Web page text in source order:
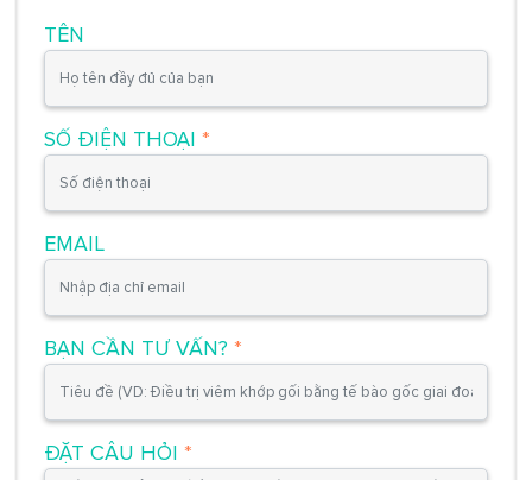
TÊN
SỐ ĐIỆN THOẠI *
EMAIL
BẠN CẦN TƯ VẤN? *
ĐẶT CÂU HỎI *